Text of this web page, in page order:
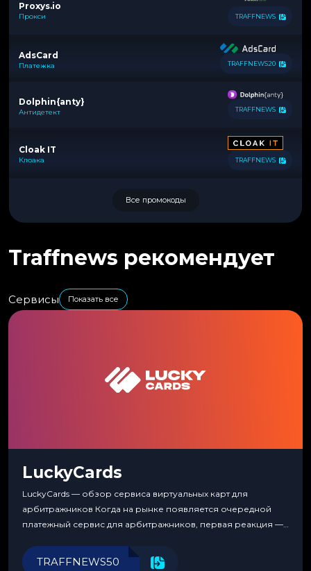
Proxys.io
Прокси TRAFFNEWS
AdsCard
Платежка TRAFFNEWS20
Dolphin{anty}
Антидетект TRAFFNEWS
Cloak IT
Клоака TRAFFNEWS
Все промокоды
Traffnews рекомендует
Сервисы Показать все
LuckyCards
LuckyCards — обзор сервиса виртуальных карт для
арбитражников Когда на рынке появляется очередной
платежный сервис для арбитражников, первая реакция —
перестаешь воспринимать всерьез любой новый продукт,
TRAFFNEWS50